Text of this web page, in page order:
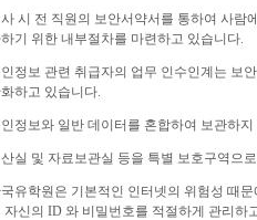
시 전 직원의 보안서약서를 통하여 사람
기 위한 내부절차를 마련하고 있습니다.
정보 관련 취급자의 업무 인수인계는 보
하고 있습니다.
정보와 일반 데이터를 혼합하여 보관하
실 및 자료보관실 등을 특별 보호구역으
유학원은 기본적인 인터넷의 위험성 때
자신의 ID 와 비밀번호를 적절하게 관리하